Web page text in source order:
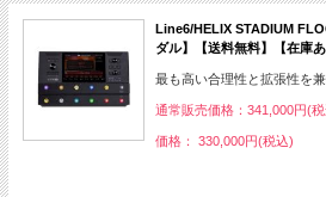
Line6/HELIX STADIUM
ダル】【送料無料】【在庫あ
最も高い合理性と拡張性を
通常販売価格：341,000円(
価格： 330,000円(税込)